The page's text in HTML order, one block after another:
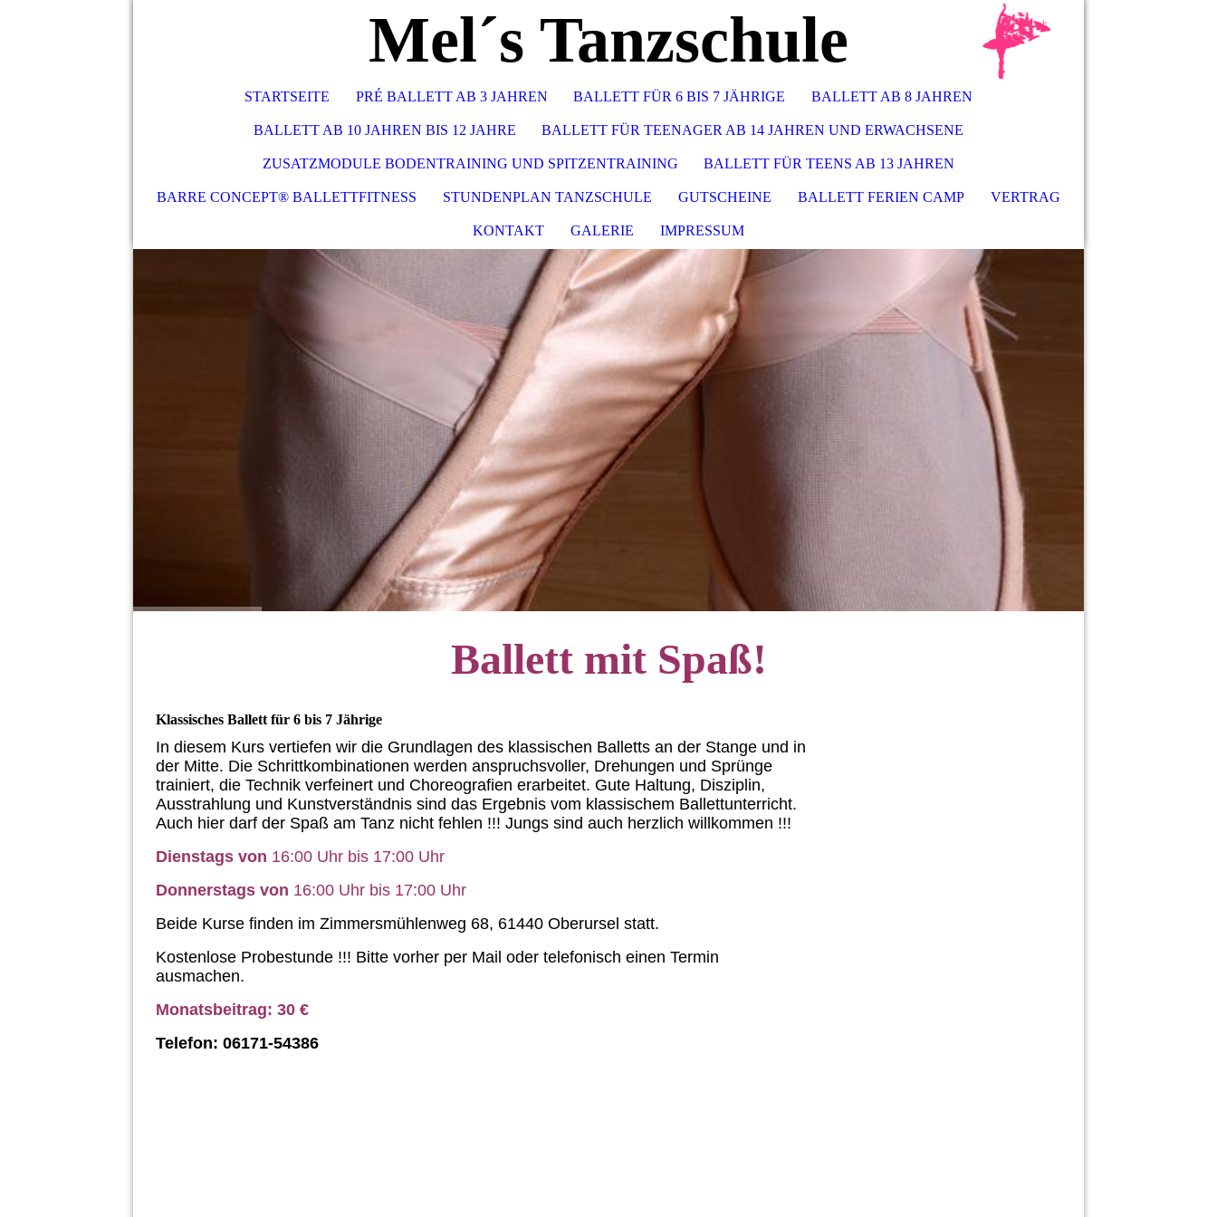
Mel´s Tanzschule
STARTSEITE PRÉ BALLETT AB 3 JAHREN BALLETT FÜR 6 BIS 7 JÄHRIGE BALLETT AB 8 JAHREN
BALLETT AB 10 JAHREN BIS 12 JAHRE BALLETT FÜR TEENAGER AB 14 JAHREN UND ERWACHSENE
ZUSATZMODULE BODENTRAINING UND SPITZENTRAINING BALLETT FÜR TEENS AB 13 JAHREN
BARRE CONCEPT® BALLETTFITNESS STUNDENPLAN TANZSCHULE GUTSCHEINE BALLETT FERIEN CAMP VERTRAG
KONTAKT GALERIE IMPRESSUM
Ballett mit Spaß!
Klassisches Ballett für 6 bis 7 Jährige
In diesem Kurs vertiefen wir die Grundlagen des klassischen Balletts an der Stange und in
der Mitte. Die Schrittkombinationen werden anspruchsvoller, Drehungen und Sprünge
trainiert, die Technik verfeinert und Choreografien erarbeitet. Gute Haltung, Disziplin,
Ausstrahlung und Kunstverständnis sind das Ergebnis vom klassischem Ballettunterricht.
Auch hier darf der Spaß am Tanz nicht fehlen !!! Jungs sind auch herzlich willkommen !!!
Dienstags von 16:00 Uhr bis 17:00 Uhr
Donnerstags von 16:00 Uhr bis 17:00 Uhr
Beide Kurse finden im Zimmersmühlenweg 68, 61440 Oberursel statt.
Kostenlose Probestunde !!! Bitte vorher per Mail oder telefonisch einen Termin
ausmachen.
Monatsbeitrag: 30 €
Telefon: 06171-54386